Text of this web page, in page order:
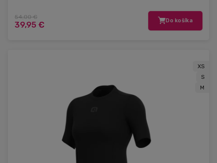
54,00 €
39,95 € Do košíka
XS
S
M